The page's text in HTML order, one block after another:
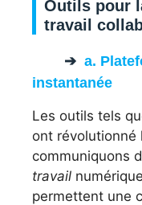
Outils pour
travail
a.
instantanée
Les outils tels
ont révolutionné
communiquons
travail
permettent une